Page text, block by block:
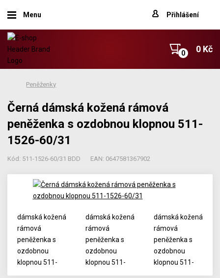
Menu Přihlášení
0 Kč
Peněženky
Černá dámská kožená rámová
peněženka s ozdobnou klopnou 511-
1526-60/31
Kód: 511-1526-60/31 BDD EAN: 0647581367902